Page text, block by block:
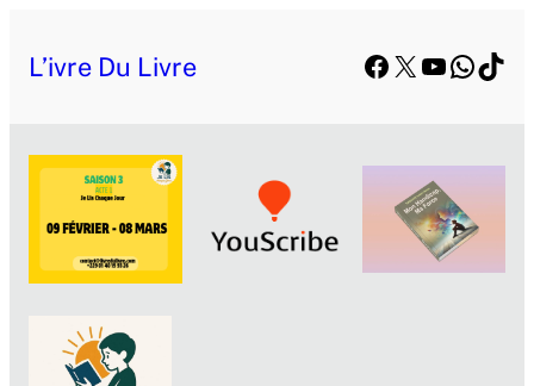
L’ivre Du Livre Facebook
X YouTube